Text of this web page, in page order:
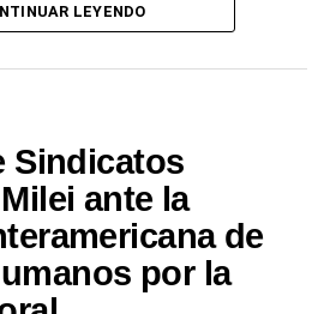
le están terminando las balas y
a los senadores han
porque debieran impulsar
los intereses de nuestra
de la lucha. Quedó
en la calle vamos a seguir
concluyó el titular de ATE
LEYENDO
Sindicatos
ante la
de
por la